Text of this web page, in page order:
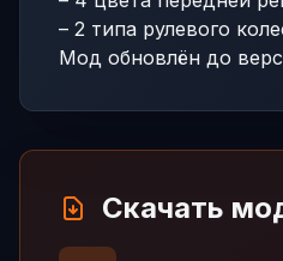
– 2 типа рулевого
Мод обновлён до
Скачать